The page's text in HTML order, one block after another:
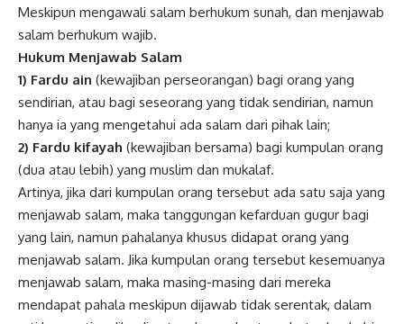
Meskipun mengawali salam berhukum sunah, dan menjawab
salam berhukum wajib.
Hukum Menjawab Salam
1) Fardu ain (kewajiban perseorangan) bagi orang yang
sendirian, atau bagi seseorang yang tidak sendirian, namun
hanya ia yang mengetahui ada salam dari pihak lain;
2) Fardu kifayah (kewajiban bersama) bagi kumpulan orang
(dua atau lebih) yang muslim dan mukalaf.
Artinya, jika dari kumpulan orang tersebut ada satu saja yang
menjawab salam, maka tanggungan kefarduan gugur bagi
yang lain, namun pahalanya khusus didapat orang yang
menjawab salam. Jika kumpulan orang tersebut kesemuanya
menjawab salam, maka masing-masing dari mereka
mendapat pahala meskipun dijawab tidak serentak, dalam